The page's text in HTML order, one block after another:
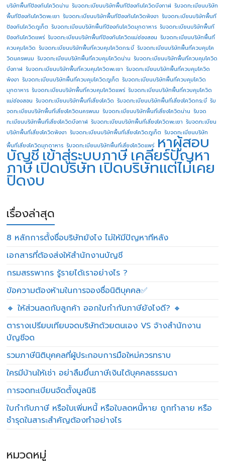
บริษัทพื้นทีป้องกันโควิดน่าน รับจดทะเบียนบริษัทพื้นทีป้องกันโควิดบึงกาฬ รับจดทะเบียนบริษัท
พื้นทีป้องกันโควิดพะเยา รับจดทะเบียนบริษัทพื้นทีป้องกันโควิดพังงา รับจดทะเบียนบริษัทพื้นที
ป้องกันโควิดภูเก็ต รับจดทะเบียนบริษัทพื้นทีป้องกันโควิดมุกดาหาร รับจดทะเบียนบริษัทพื้นที
ป้องกันโควิดแพร่ รับจดทะเบียนบริษัทพื้นทีป้องกันโควิดแม่ฮ่องสอน รับจดทะเบียนบริษัทพื้นที่
ควบคุมโควิด รับจดทะเบียนบริษัทพื้นที่ควบคุมโควิดกระบี่ รับจดทะเบียนบริษัทพื้นที่ควบคุมโค
วิดนครพนม รับจดทะเบียนบริษัทพื้นที่ควบคุมโควิดน่าน รับจดทะเบียนบริษัทพื้นที่ควบคุมโควิด
บึงกาฬ รับจดทะเบียนบริษัทพื้นที่ควบคุมโควิดพะเยา รับจดทะเบียนบริษัทพื้นที่ควบคุมโควิด
พังงา รับจดทะเบียนบริษัทพื้นที่ควบคุมโควิดภูเก็ต รับจดทะเบียนบริษัทพื้นที่ควบคุมโควิด
มุกดาหาร รับจดทะเบียนบริษัทพื้นที่ควบคุมโควิดแพร่ รับจดทะเบียนบริษัทพื้นที่ควบคุมโควิด
แม่ฮ่องสอน รับจดทะเบียนบริษัทพื้นที่เสี่ยงโควิด รับจดทะเบียนบริษัทพื้นที่เสี่ยงโควิดกระบี่ รับ
จดทะเบียนบริษัทพื้นที่เสี่ยงโควิดนครพนม รับจดทะเบียนบริษัทพื้นที่เสี่ยงโควิดน่าน รับจด
ทะเบียนบริษัทพื้นที่เสี่ยงโควิดบึงกาฬ รับจดทะเบียนบริษัทพื้นที่เสี่ยงโควิดพะเยา รับจดทะเบียน
บริษัทพื้นที่เสี่ยงโควิดพังงา รับจดทะเบียนบริษัทพื้นที่เสี่ยงโควิดภูเก็ต รับจดทะเบียนบริษัท
พื้นที่เสี่ยงโควิดมุกดาหาร รับจดทะเบียนบริษัทพื้นที่เสี่ยงโควิดแพร่ หาผู้สอบ
บัญชี เข้าสู่ระบบภาษี เคลียร์ปัญหา
ภาษีเปิดบริษัทเปิดบริษัทแต่ไม่เคย
ปิดงบ
เรื่องล่าสุด
8 หลักการตั้งชื่อบริษัทยังไง ไม่ให้มีปัญหาทีหลัง
เอกสารที่ต้องส่งให้สำนักงานบัญชี
กรมสรรพากร รู้รายได้เราอย่างไร ?
ข้อความต้องห้ามในการจองชื่อนิติบุคคล✅
🔸 ให้ส่วนลดกับลูกค้า ออกใบกำกับภาษียังไงดี? 🔸
ตารางเปรียบเทียบจดบริษัทด้วยตนเอง VS จ้างสำนักงาน
บัญชีจด
รวมภาษีนิติบุคคลที่ผู้ประกอบการมือใหม่ควรทราบ
ใครมีบ้านให้เช่า อย่าลืมยื่นภาษีเงินได้บุคคลธรรมดา
การจดทะเบียนจัดตั้งมูลนิธิ
ใบกำกับภาษี หรือใบเพิ่มหนี้ หรือใบลดหนี้หาย ถูกทำลาย หรือ
ชำรุดในสาระสำคัญต้องทำอย่างไร
หมวดหมู่